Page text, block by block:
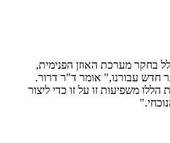
בחקר מערכת האוזן הפנימית,
חדש עבורנו," אומר ד"ר דרור.
משפיעות זו על זו כדי ליצור